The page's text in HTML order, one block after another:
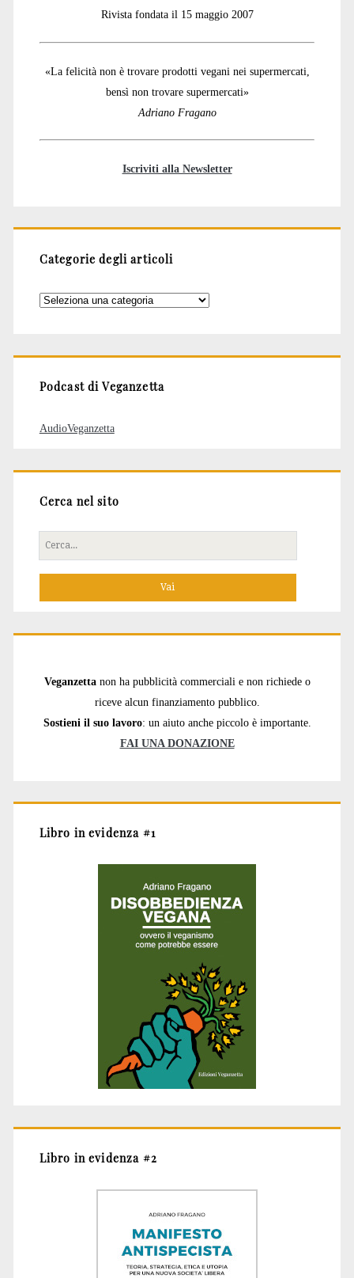
Rivista fondata il 15 maggio 2007
«La felicità non è trovare prodotti vegani nei supermercati,
bensì non trovare supermercati»
Adriano Fragano
Iscriviti alla Newsletter
Categorie degli articoli
Categorie
Podcast di Veganzetta
AudioVeganzetta
Cerca nel sito
Cerca
per:
Veganzetta non ha pubblicità commerciali e non richiede o
riceve alcun finanziamento pubblico.
Sostieni il suo lavoro: un aiuto anche piccolo è importante.
FAI UNA DONAZIONE
Libro in evidenza #1
Libro in evidenza #2